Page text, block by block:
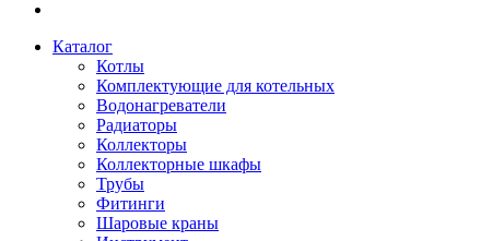
Каталог
Котлы
Комплектующие для котельных
Водонагреватели
Радиаторы
Коллекторы
Коллекторные шкафы
Трубы
Фитинги
Шаровые краны